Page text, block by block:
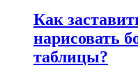
Как
нарисовать
таблицы?